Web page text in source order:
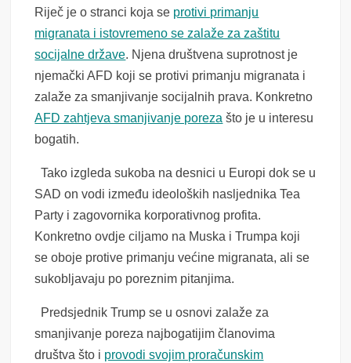
Riječ je o stranci koja se protivi primanju
migranata i istovremeno se zalaže za zaštitu
socijalne države. Njena društvena suprotnost je
njemački AFD koji se protivi primanju migranata i
zalaže za smanjivanje socijalnih prava. Konkretno
AFD zahtjeva smanjivanje poreza što je u interesu
bogatih.
Tako izgleda sukoba na desnici u Europi dok se u
SAD on vodi između ideoloških nasljednika Tea
Party i zagovornika korporativnog profita.
Konkretno ovdje ciljamo na Muska i Trumpa koji
se oboje protive primanju većine migranata, ali se
sukobljavaju po poreznim pitanjima.
Predsjednik Trump se u osnovi zalaže za
smanjivanje poreza najbogatijim članovima
društva što i provodi svojim proračunskim